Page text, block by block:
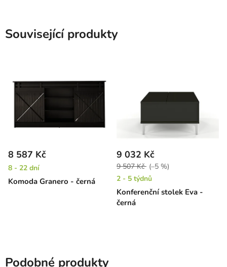
Související produkty
Komoda Granero - černá
8 587 Kč
8 - 22 dní
Konferenční stolek Eva -
černá
9 032 Kč
9 507 Kč (–5 %)
2 - 5 týdnů
Podobné produkty